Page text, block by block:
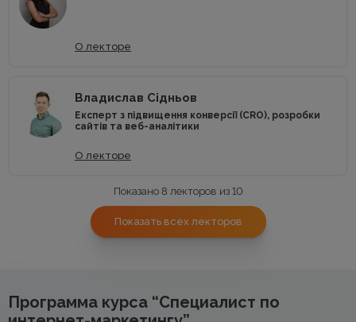
О лекторе
Владислав Сідньов
Експерт з підвищення конверсії (CRO), розробки
сайтів та веб-аналітики
О лекторе
Показано 8 лекторов из 10
Показать всех лекторов
Программа курса “Специалист по